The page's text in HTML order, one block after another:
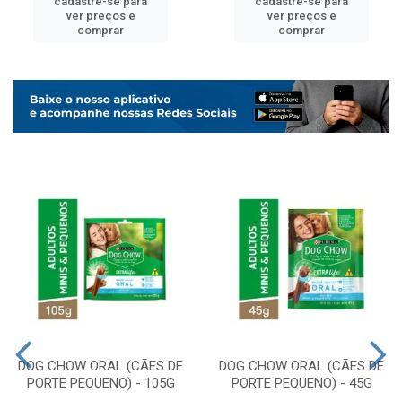
ver preços e
comprar
ver preços e
comprar
DOG CHOW ORAL (CÃES DE
PORTE PEQUENO) - 105G
DOG CHOW ORAL (CÃES DE
PORTE PEQUENO) - 45G